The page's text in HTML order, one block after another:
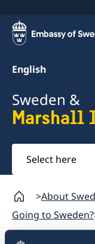
English
Sweden &
Marshall
Select
here
About
Going to Sweden?